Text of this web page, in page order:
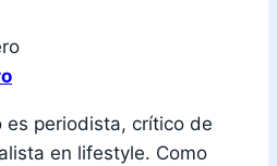
es periodista, crítico de
en lifestyle. Como